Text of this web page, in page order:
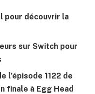
pour découvrir la
sur Switch pour
l’épisode 1122 de
finale à Egg Head